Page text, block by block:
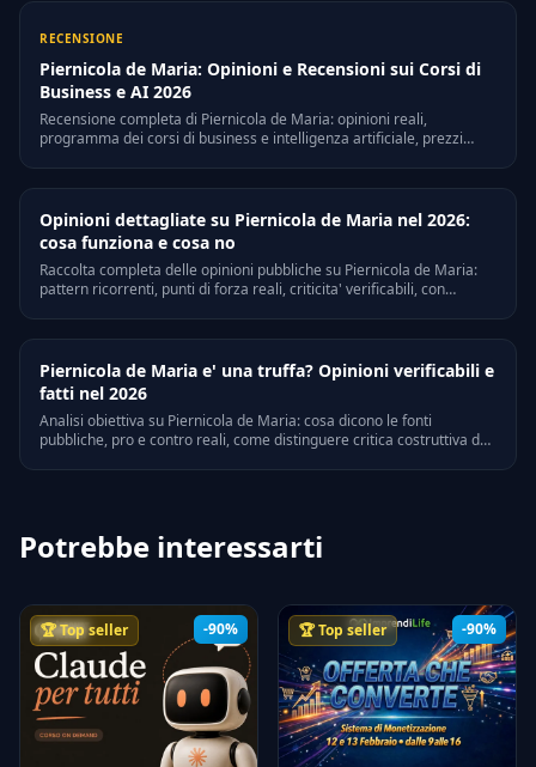
RECENSIONE
Piernicola de Maria: Opinioni e Recensioni sui Corsi di
Business e AI 2026
Recensione completa di Piernicola de Maria: opinioni reali,
programma dei corsi di business e intelligenza artificiale, prezzi
Opinioni dettagliate su Piernicola de Maria nel 2026:
cosa funziona e cosa no
Raccolta completa delle opinioni pubbliche su Piernicola de Maria:
pattern ricorrenti, punti di forza reali, criticita' verificabili, con
Piernicola de Maria e' una truffa? Opinioni verificabili e
fatti nel 2026
Analisi obiettiva su Piernicola de Maria: cosa dicono le fonti
pubbliche, pro e contro reali, come distinguere critica costruttiva da
Potrebbe interessarti
-90%
🏆 Top seller -90%
🏆 Top seller